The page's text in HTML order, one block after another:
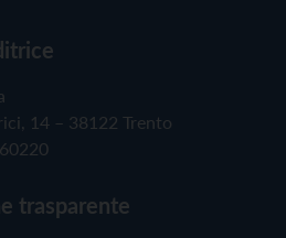
14 – 38122 Trento
trasparente